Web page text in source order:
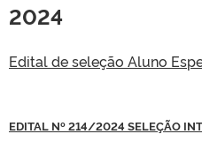
2024
Edital de seleção Aluno
EDITAL Nº 214/2024 SELEÇÃO